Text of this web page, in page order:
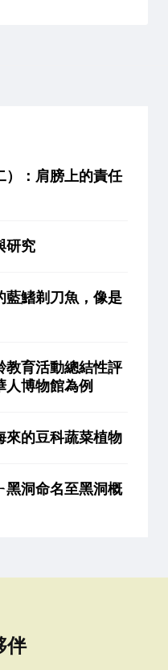
）：肩膀上的責任
研究
藍鰭剃刀魚，像是
教育活動總結性評
人博物館為例
來的豆科蔬菜植物
黑洞命名至黑洞概
伴